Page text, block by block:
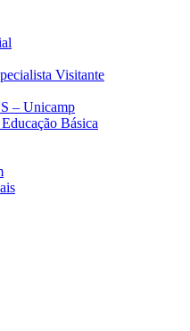
Visitante
– Unicamp
Básica